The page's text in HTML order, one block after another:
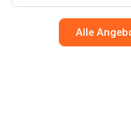
Alle